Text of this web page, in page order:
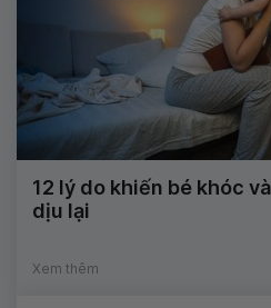
12 lý do khiến bé khóc
dịu lại
Xem thêm